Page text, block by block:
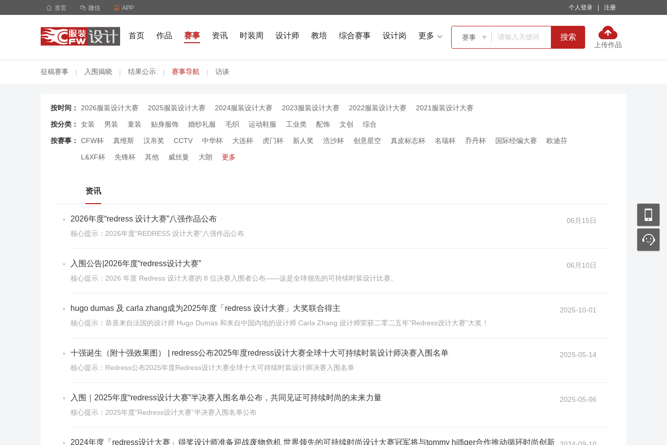
 首页  微信  APP 个人登录 注册
首页 作品 赛事 资讯 时装周 设计师 教培 综合赛事 设计岗 更多  赛事  搜索
上传作品
征稿赛事 | 入围揭晓 | 结果公示 | 赛事导航 | 访谈
按时间： 2026服装设计大赛 2025服装设计大赛 2024服装设计大赛 2023服装设计大赛 2022服装设计大赛 2021服装设计大赛
按分类： 女装 男装 童装 贴身服饰 婚纱礼服 毛织 运动鞋服 工业类 配饰 文创 综合
按赛事： CFW杯 真维斯 汉帛奖 CCTV 中华杯 大连杯 虎门杯 新人奖 浩沙杯 创意星空 真皮标志杯 名瑞杯 乔丹杯 国际经编大赛 欧迪芬
L&XF杯 先锋杯 其他 威丝曼 大朗 更多
资讯
2026年度“redress 设计大赛”八强作品公布
06月15日
核心提示：2026年度“REDRESS 设计大赛”八强作品公布
入围公告|2026年度“redress设计大赛”
06月10日
核心提示：2026 年度 Redress 设计大赛的 8 位决赛入围者公布——这是全球领先的可持续时装设计比赛。
hugo dumas 及 carla zhang成为2025年度「redress 设计大赛」大奖联合得主
2025-10-01
核心提示：恭喜来自法国的设计师 Hugo Dumas 和来自中国內地的设计师 Carla Zhang 设计师荣获二零二五年”Redress设计大赛”大奖！
十强诞生（附十强效果图） | redress公布2025年度redress设计大赛全球十大可持续时装设计师决赛入围名单
2025-05-14
核心提示：Redress公布2025年度Redress设计大赛全球十大可持续时装设计师决赛入围名单
入围｜2025年度“redress设计大赛”半决赛入围名单公布，共同见证可持续时尚的未来力量
2025-05-06
核心提示：2025年度“Redress设计大赛”半决赛入围名单公布
2024年度「redress设计大赛」得奖设计师准备迎战废物危机 世界领先的可持续时尚设计大赛冠军将与tommy hilfiger合作推动循环时尚创新